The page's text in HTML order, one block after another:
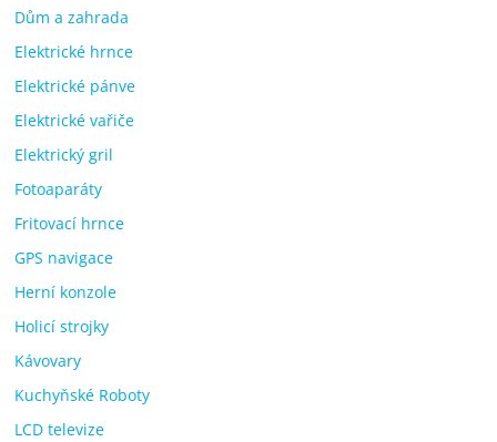
Dům a zahrada
Elektrické hrnce
Elektrické pánve
Elektrické vařiče
Elektrický gril
Fotoaparáty
Fritovací hrnce
GPS navigace
Herní konzole
Holicí strojky
Kávovary
Kuchyňské Roboty
LCD televize